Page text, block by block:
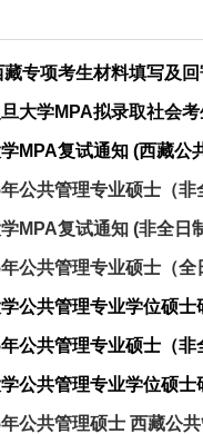
专项考生材料填写及回
MPA复试通知 (西藏公
公共管理专业硕士（
MPA复试通知 (非全日
公共管理专业硕士（
公共管理专业学位硕
公共管理专业硕士（
公共管理专业学位硕
公共管理硕士 西藏公